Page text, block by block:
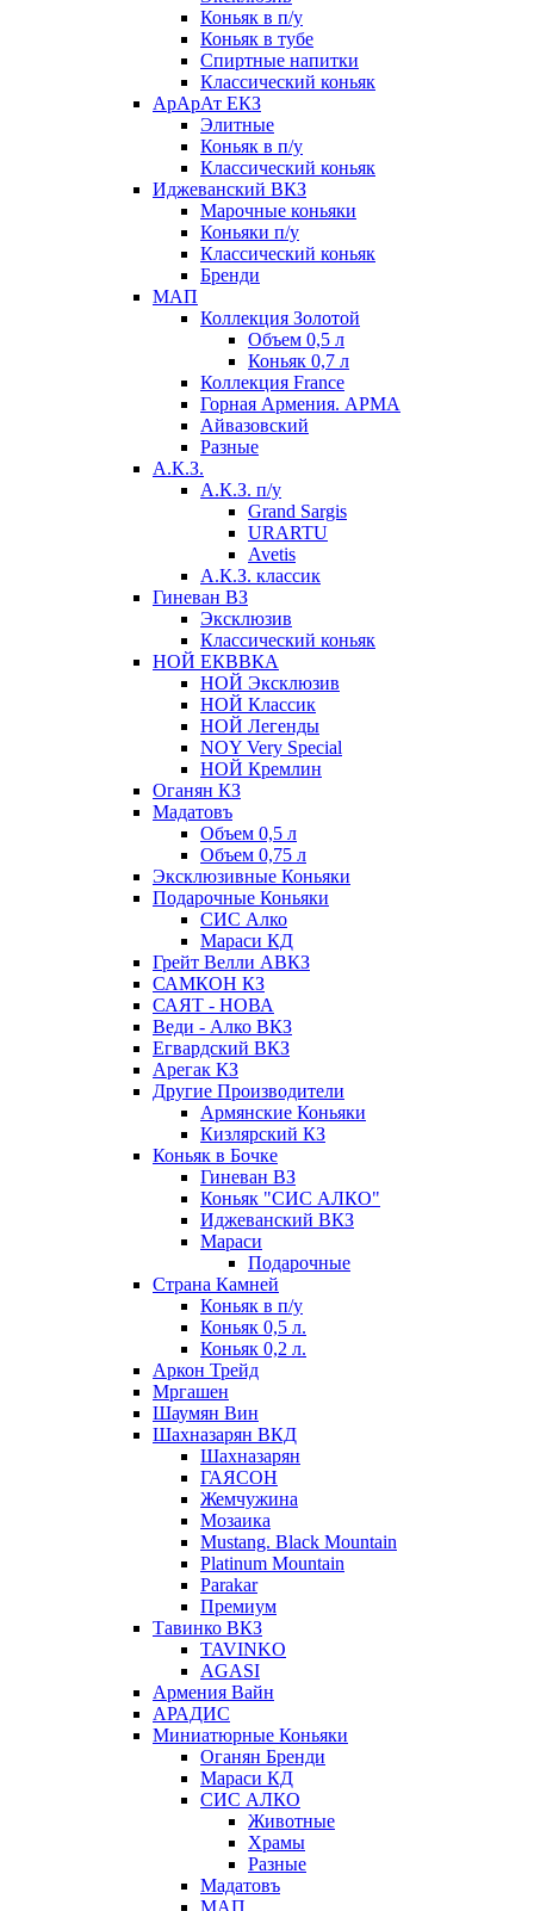
Коньяк в п/у
Коньяк в тубе
Спиртные напитки
Классический коньяк
АрАрАт ЕКЗ
Элитные
Коньяк в п/у
Классический коньяк
Иджеванский ВКЗ
Марочные коньяки
Коньяки п/у
Классический коньяк
Бренди
МАП
Коллекция Золотой
Объем 0,5 л
Коньяк 0,7 л
Коллекция France
Горная Армения. АРМА
Айвазовский
Разные
А.К.З.
А.К.З. п/у
Grand Sargis
URARTU
Avetis
А.К.З. классик
Гиневан ВЗ
Эксклюзив
Классический коньяк
НОЙ ЕКВВКА
НОЙ Эксклюзив
НОЙ Классик
НОЙ Легенды
NOY Very Speсial
НОЙ Кремлин
Оганян КЗ
Мадатовъ
Объем 0,5 л
Объем 0,75 л
Эксклюзивные Коньяки
Подарочные Коньяки
СИС Алко
Мараси КД
Грейт Велли АВКЗ
САМКОН КЗ
САЯТ - НОВА
Веди - Алко ВКЗ
Егвардский ВКЗ
Арегак КЗ
Другие Производители
Армянские Коньяки
Кизлярский КЗ
Коньяк в Бочке
Гиневан ВЗ
Коньяк "СИС АЛКО"
Иджеванский ВКЗ
Мараси
Подарочные
Страна Камней
Коньяк в п/у
Коньяк 0,5 л.
Коньяк 0,2 л.
Аркон Трейд
Мргашен
Шаумян Вин
Шахназарян ВКД
Шахназарян
ГАЯСОН
Жемчужина
Мозаика
Mustang. Black Mountain
Platinum Mountain
Parakar
Премиум
Тавинко ВКЗ
TAVINKO
AGASI
Армения Вайн
АРАДИС
Миниатюрные Коньяки
Оганян Бренди
Мараси КД
СИС АЛКО
Животные
Храмы
Разные
Мадатовъ
МАП